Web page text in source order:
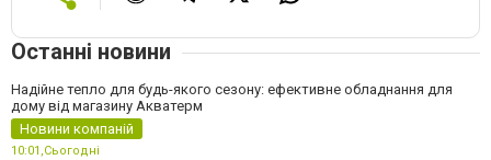
Останні новини
Надійне тепло для будь-якого сезону: ефективне обладнання для
дому від магазину Акватерм
Новини компаній
10:01,Сьогодні